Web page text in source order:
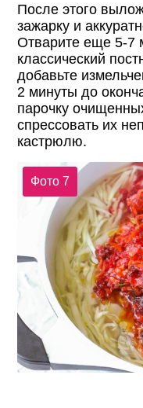
После этого
зажарку и
Отварите еще 5-7
классический
добавьте
2 минуты до
парочку
спрессовать их
кастрюлю.
Фото 7